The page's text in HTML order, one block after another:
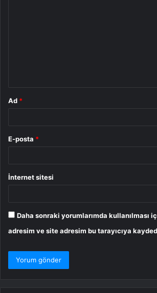
Ad *
E-posta *
İnternet sitesi
Daha sonraki yorumlarımda kullanılması
adresim ve site adresim bu tarayıcıya